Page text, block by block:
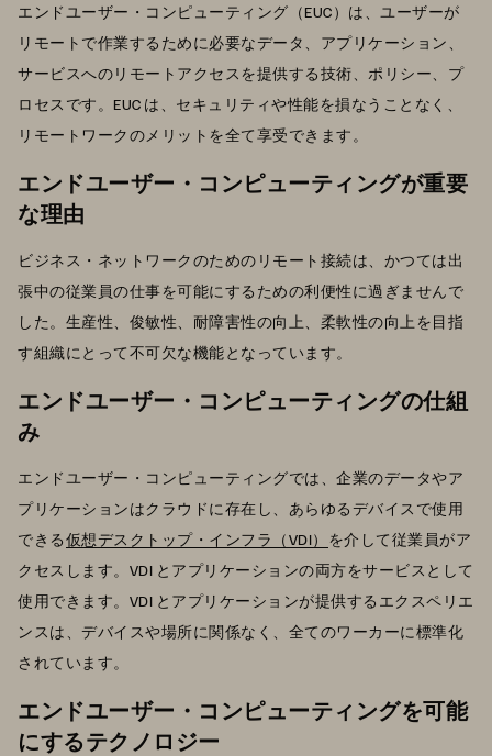
エンドユーザー・コンピューティング（EUC）は、ユーザーが
リモートで作業するために必要なデータ、アプリケーション、
サービスへのリモートアクセスを提供する技術、ポリシー、プ
ロセスです。EUC は、セキュリティや性能を損なうことなく、
リモートワークのメリットを全て享受できます。
エンドユーザー・コンピューティングが重要
な理由
ビジネス・ネットワークのためのリモート接続は、かつては出
張中の従業員の仕事を可能にするための利便性に過ぎませんで
した。生産性、俊敏性、耐障害性の向上、柔軟性の向上を目指
す組織にとって不可欠な機能となっています。
エンドユーザー・コンピューティングの仕組
み
エンドユーザー・コンピューティングでは、企業のデータやア
プリケーションはクラウドに存在し、あらゆるデバイスで使用
できる仮想デスクトップ・インフラ（VDI） を介して従業員がア
クセスします。VDI とアプリケーションの両方をサービスとして
使用できます。VDI とアプリケーションが提供するエクスペリエ
ンスは、デバイスや場所に関係なく、全てのワーカーに標準化
されています。
エンドユーザー・コンピューティングを可能
にするテクノロジー